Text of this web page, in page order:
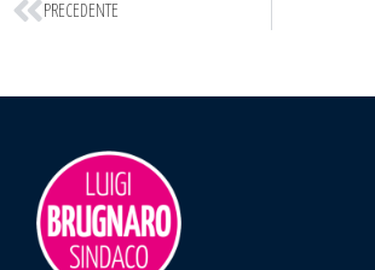
PRECEDENTE